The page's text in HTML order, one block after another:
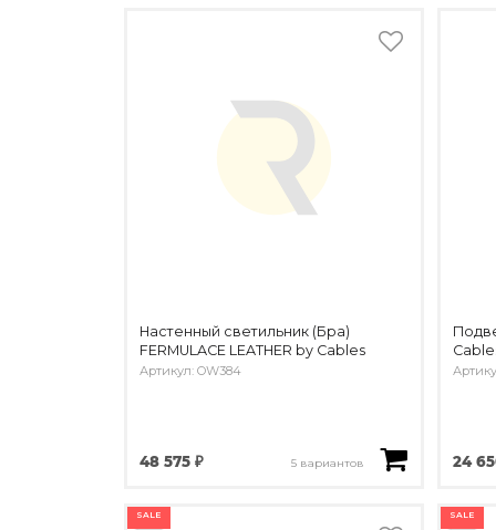
Настенный светильник (Бра)
FERMULACE LEATHER by Cables
Артикул: OW384
48 575 ₽ 5 вариантов 24
SALE SALE